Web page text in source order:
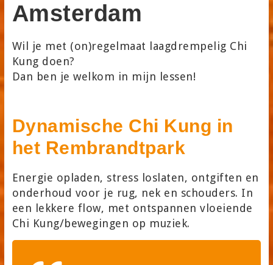
Amsterdam
Wil je met (on)regelmaat laagdrempelig Chi
Kung doen?
Dan ben je welkom in mijn lessen!
Dynamische Chi Kung in
het Rembrandtpark
Energie opladen, stress loslaten, ontgiften en
onderhoud voor je rug, nek en schouders. In
een lekkere flow, met ontspannen vloeiende
Chi Kung/bewegingen op muziek.